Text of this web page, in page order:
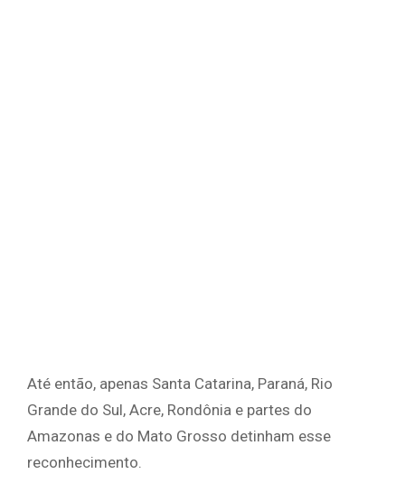
Até então, apenas Santa Catarina, Paraná, Rio
Grande do Sul, Acre, Rondônia e partes do
Amazonas e do Mato Grosso detinham esse
reconhecimento.